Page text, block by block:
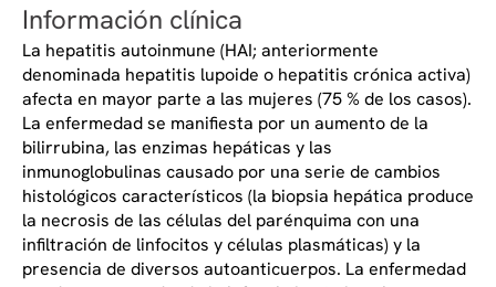
Información clínica
La hepatitis autoinmune (HAI; anteriormente
denominada hepatitis lupoide o hepatitis crónica activa)
afecta en mayor parte a las mujeres (75 % de los casos).
La enfermedad se manifiesta por un aumento de la
bilirrubina, las enzimas hepáticas y las
inmunoglobulinas causado por una serie de cambios
histológicos característicos (la biopsia hepática produce
la necrosis de las células del parénquima con una
infiltración de linfocitos y células plasmáticas) y la
presencia de diversos autoanticuerpos. La enfermedad